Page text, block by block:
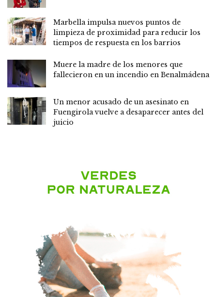
Marbella impulsa nuevos puntos de
limpieza de proximidad para reducir los
tiempos de respuesta en los barrios
Muere la madre de los menores que
fallecieron en un incendio en Benalmádena
Un menor acusado de un asesinato en
Fuengirola vuelve a desaparecer antes del
juicio